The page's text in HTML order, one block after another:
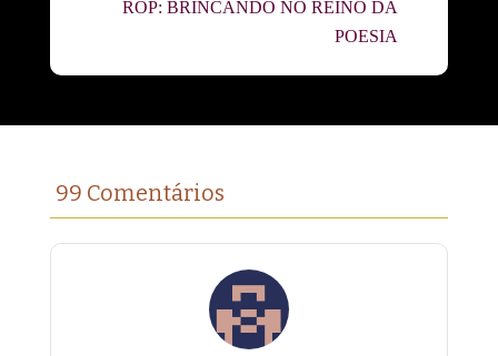
ROP: BRINCANDO NO REINO DA
POESIA
99 Comentários